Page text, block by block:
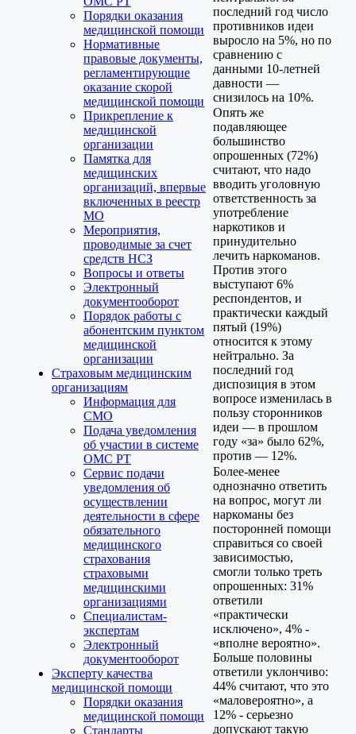
Порядки оказания
медицинской помощи
Нормативные
правовые документы,
регламентирующие
оказание скорой
медицинской помощи
Прикрепление к
медицинской
организации
Памятка для
медицинских
организаций, впервые
включенных в реестр
МО
Мероприятия,
проводимые за счет
средств НСЗ
Вопросы и ответы
Электронный
документооборот
Порядок работы с
абонентским пунктом
медицинской
организации
Страховым медицинским
организациям
Информация для
СМО
Подача уведомления
об участии в системе
ОМС РТ
Сервис подачи
уведомления об
осуществлении
деятельности в сфере
обязательного
медицинского
страхования
страховыми
медицинскими
организациями
Специалистам-
экспертам
Электронный
документооборот
Эксперту качества
медицинской помощи
Порядки оказания
медицинской помощи
Стандарты
последний год число
противников идеи
выросло на 5%, но по
сравнению с
данными 10-летней
давности —
снизилось на 10%.
Опять же
подавляющее
большинство
опрошенных (72%)
считают, что надо
вводить уголовную
ответственность за
употребление
наркотиков и
принудительно
лечить наркоманов.
Против этого
выступают 6%
респондентов, и
практически каждый
пятый (19%)
относится к этому
нейтрально. За
последний год
диспозиция в этом
вопросе изменилась в
пользу сторонников
идеи — в прошлом
году «за» было 62%,
против — 12%.
Более-менее
однозначно ответить
на вопрос, могут ли
наркоманы без
посторонней помощи
справиться со своей
зависимостью,
смогли только треть
опрошенных: 31%
ответили
«практически
исключено», 4% -
«вполне вероятно».
Больше половины
ответили уклончиво:
44% считают, что это
«маловероятно», а
12% - серьезно
допускают такую